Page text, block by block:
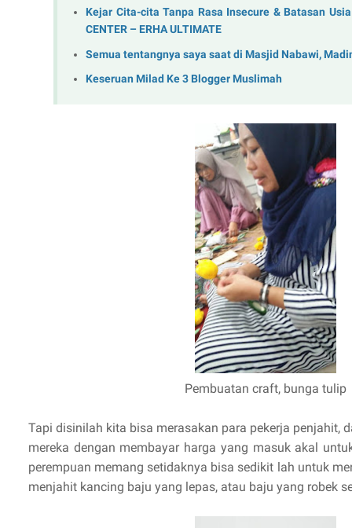
Kejar Cita-cita Tanpa Rasa Insecure & Batasan
CENTER – ERHA ULTIMATE
Semua tentangnya saya saat di Masjid Nabawi,
Keseruan Milad Ke 3 Blogger Muslimah
Pembuatan craft, bunga tulip
Tapi disinilah kita bisa merasakan para pekerja penjahit,
mereka dengan membayar harga yang masuk akal
perempuan memang setidaknya bisa sedikit lah untuk
menjahit kancing baju yang lepas, atau baju yang robek